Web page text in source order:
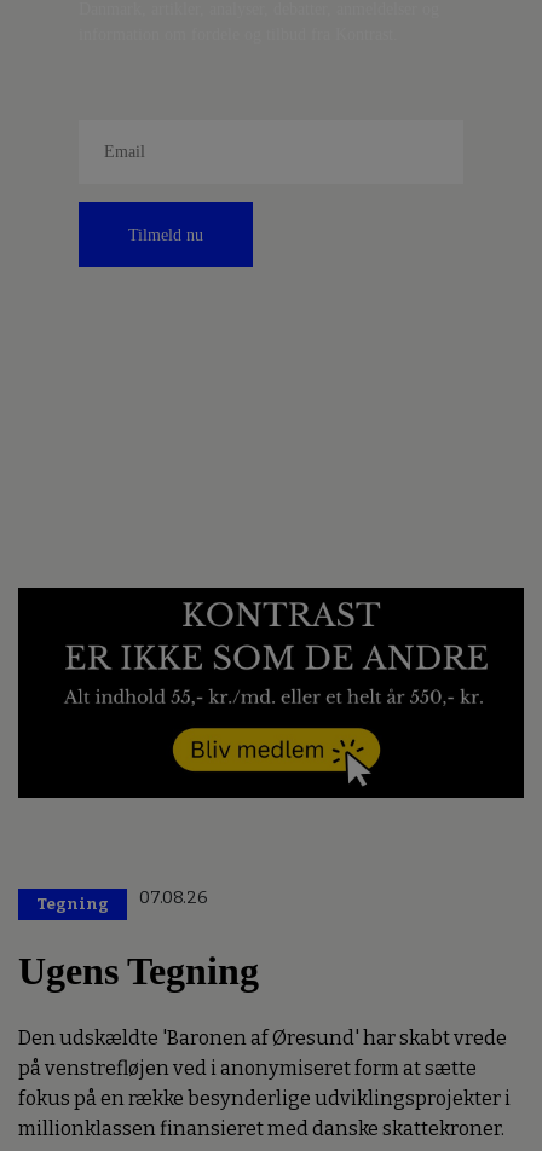
Tilmeld nu
Tegning 07.08.26
Ugens Tegning
Den udskældte 'Baronen af Øresund' har skabt vrede
på venstrefløjen ved i anonymiseret form at sætte
fokus på en række besynderlige udviklingsprojekter i
millionklassen finansieret med danske skattekroner.